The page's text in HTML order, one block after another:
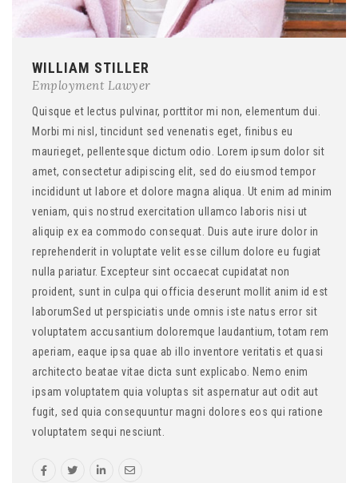
WILLIAM STILLER
Employment Lawyer
Quisque et lectus pulvinar, porttitor mi non, elementum dui.
Morbi mi nisl, tincidunt sed venenatis eget, finibus eu
maurieget, pellentesque dictum odio. Lorem ipsum dolor sit
amet, consectetur adipiscing elit, sed do eiusmod tempor
incididunt ut labore et dolore magna aliqua. Ut enim ad minim
veniam, quis nostrud exercitation ullamco laboris nisi ut
aliquip ex ea commodo consequat. Duis aute irure dolor in
reprehenderit in voluptate velit esse cillum dolore eu fugiat
nulla pariatur. Excepteur sint occaecat cupidatat non
proident, sunt in culpa qui officia deserunt mollit anim id est
laborumSed ut perspiciatis unde omnis iste natus error sit
voluptatem accusantium doloremque laudantium, totam rem
aperiam, eaque ipsa quae ab illo inventore veritatis et quasi
architecto beatae vitae dicta sunt explicabo. Nemo enim
ipsam voluptatem quia voluptas sit aspernatur aut odit aut
fugit, sed quia consequuntur magni dolores eos qui ratione
voluptatem sequi nesciunt.